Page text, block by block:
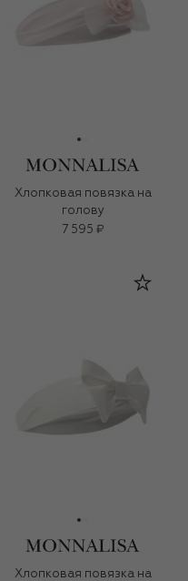
Хлопковая повязка на
голову
7 595 ₽
Хлопковая повязка на